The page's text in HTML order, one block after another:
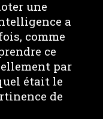
une
a
comme
ce
par
était le
de